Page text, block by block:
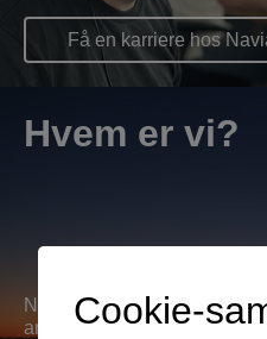
Få en karriere hos
Hvem er vi?
Naviairs kerneaktivitet er
andre forretningsområder -
Cookie-